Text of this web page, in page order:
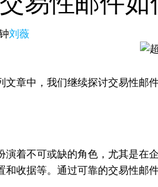
刘薇
文章中，我们继续探讨交易性邮
演着不可或缺的角色，尤其是在
收据等。通过可靠的交易性邮